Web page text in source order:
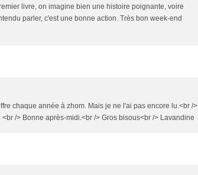
livre, on imagine bien une histoire poignante, voire
parler, c'est une bonne action. Très bon week-end
chaque année à zhom. Mais je ne l'ai pas encore lu.<br />
/> Bonne après-midi.<br /> Gros bisous<br /> Lavandine